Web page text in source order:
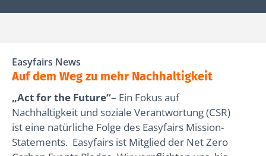
Easyfairs News
Auf dem Weg zu mehr Nachhaltigkeit
„Act for the Future“– Ein Fokus auf
Nachhaltigkeit und soziale Verantwortung (CSR)
ist eine natürliche Folge des Easyfairs Mission-
Statements. Easyfairs ist Mitglied der Net Zero